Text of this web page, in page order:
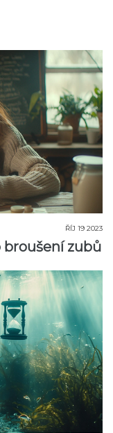
ŘÍJ 19 2023
zubů